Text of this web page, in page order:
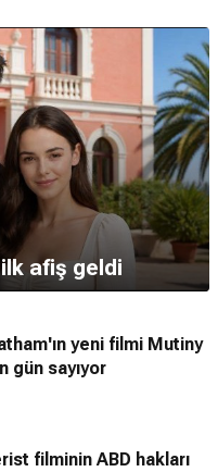
afiş geldi
yeni filmi Mutiny
gün sayıyor
filminin ABD hakları